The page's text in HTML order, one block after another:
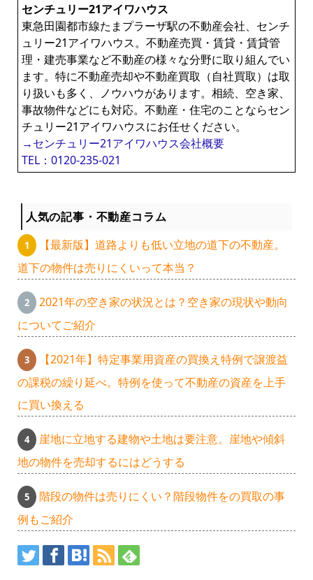
ラ
イ
ブ
ラ
リ
ー
センチュリー21アイワハウス
東急田園都市線たまプラーザ駅の不動産会社、センチ
ュリー21アイワハウス。不動産売買・賃貸・賃貸管
理・建売事業など不動産の様々な分野に取り組んでい
ます。特に不動産売却や不動産買取（自社買取）は取
り扱いも多く、ノウハウがあります。相続、空き家、
事故物件などにも対応。不動産・住宅のことならセン
チュリー21アイワハウスにお任せください。
→センチュリー21アイワハウス会社概要
TEL：0120-235-021
人気の記事・不動産コラム
【最新版】道路よりも低い立地の道下の不動産。
道下の物件は売りにくいって本当？
2021年の空き家の状況とは？空き家の現状や動向
についてご紹介
【2021年】特定事業用資産の買換え特例で譲渡益
の課税の繰り延べ。特例を使って不動産の資産を上手
に買い換える
崖地に立地する建物や土地は要注意。崖地や傾斜
地の物件を売却するにはどうする
階段の物件は売りにくい？階段物件をの買取の事
例もご紹介